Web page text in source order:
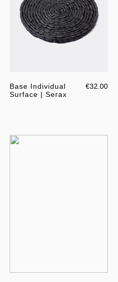
Base Individual
Surface | Serax
€32.00